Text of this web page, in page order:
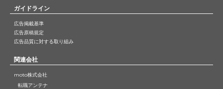
ガイドライン
広告掲載基準
広告原稿規定
広告品質に対する取り組み
関連会社
moto株式会社
転職アンテナ